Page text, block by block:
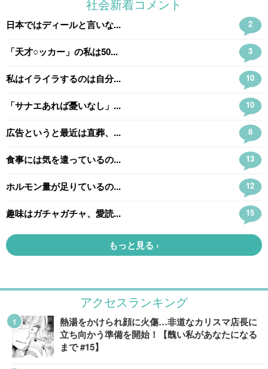
アクセスランキング
熱湯をかけられ顔に火傷…非道なカリスマ店長に
立ち向かう準備を開始！【醜い私があなたになる
まで #15】